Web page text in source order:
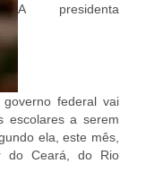
A presidenta
federal vai
escolares a serem
ela, este mês,
do Ceará, do Rio